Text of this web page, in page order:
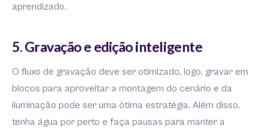
aprendizado.
5. Gravação e edição inteligente
O fluxo de gravação deve ser otimizado, logo, gravar em
blocos para aproveitar a montagem do cenário e da
iluminação pode ser uma ótima estratégia. Além disso,
tenha água por perto e faça pausas para manter a